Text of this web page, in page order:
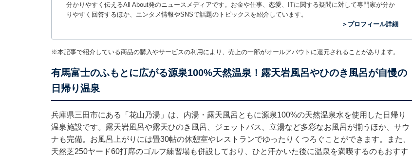
分かりやすく伝えるAll About発のニュースメディアです。お金や仕事、恋愛、ITに関する疑問に対して専門家が分か
りやすく回答するほか、エンタメ情報やSNSで話題のトピックスを紹介しています。
＞プロフィール詳細
※本記事で紹介している商品の購入やサービスの利用により、売上の一部がオールアバウトに還元されることがあります。
有馬富士のふもとに広がる源泉100%天然温泉！露天岩風呂やひのき風呂が自慢の
日帰り温泉
兵庫県三田市にある「花山乃湯」は、内湯・露天風呂ともに源泉100%の天然温泉水を使用した日帰り
温泉施設です。露天岩風呂や露天ひのき風呂、ジェットバス、立湯など多彩なお風呂が揃うほか、サウ
ナも完備。お風呂上がりには畳30帖の休憩室やレストランでゆったりくつろぐことができます。また、
天然芝250ヤード60打席のゴルフ練習場も併設しており、ひと汗かいた後に温泉を満喫するのもおすす